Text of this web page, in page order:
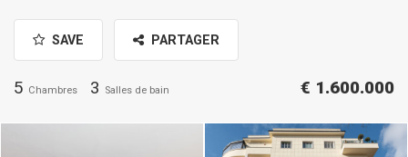
SAVE PARTAGER
5 Chambres 3 Salles de bain € 1.600.000
Daniele Raffaelli-